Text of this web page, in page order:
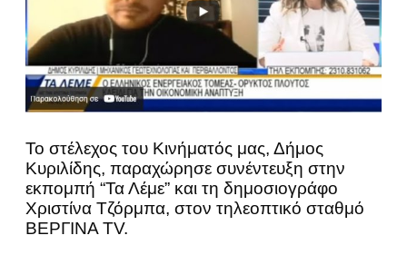
To στέλεχος του Κινήματός μας, Δήμος
Κυριλίδης, παραχώρησε συνέντευξη στην
εκπομπή “Τα Λέμε” και τη δημοσιογράφο
Χριστίνα Τζόρμπα, στον τηλεοπτικό σταθμό
ΒΕΡΓΙΝΑ TV.